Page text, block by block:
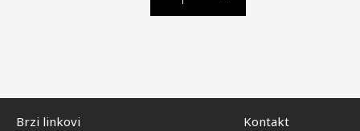
Brzi linkovi Kontakt